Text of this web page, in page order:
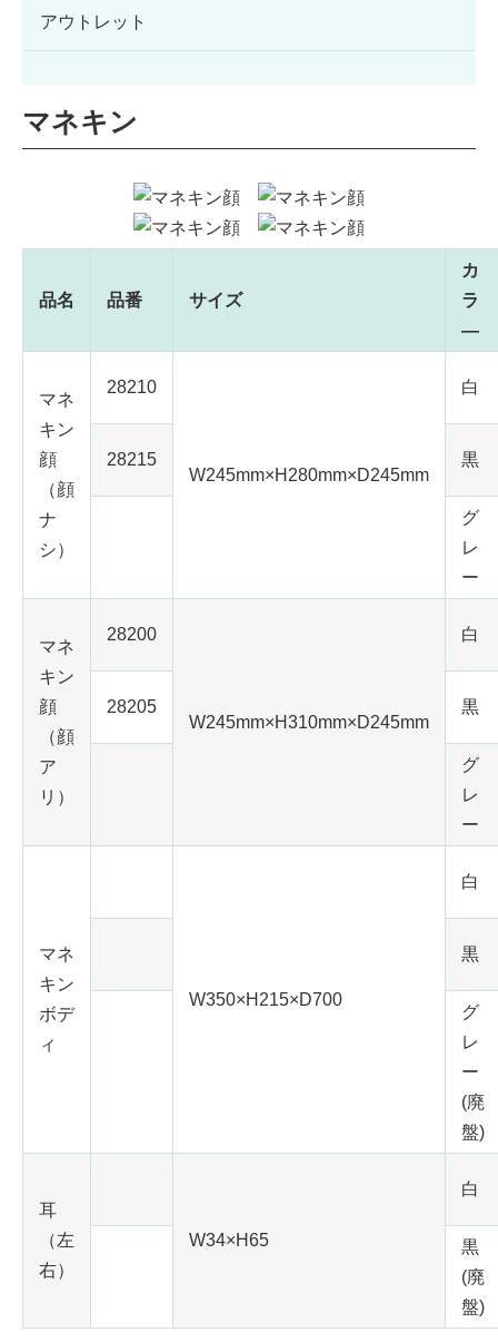
アウトレット
マネキン
品名 品番 サイズ
カ
ラ
―
マネ
キン
顔
（顔
ナ
シ）
28210
W245mm×H280mm×D245mm
白
28215 黒
グ
レ
ー
マネ
キン
顔
（顔
ア
リ）
28200
W245mm×H310mm×D245mm
白
28205 黒
グ
レ
ー
マネ
キン
ボデ
ィ
W350×H 215×D700
白
黒
グ
レ
ー
(廃
盤)
耳
（左
右）
W34×H65
白
黒
(廃
盤)